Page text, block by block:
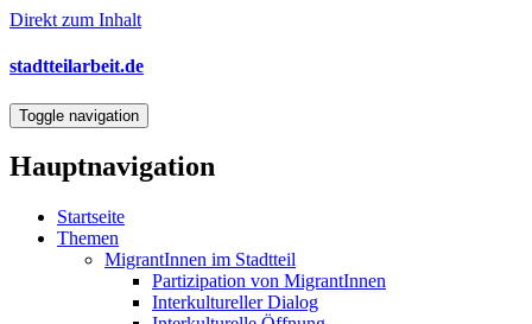
Direkt zum Inhalt
stadtteilarbeit.de
Toggle navigation
Hauptnavigation
Startseite
Themen
MigrantInnen im Stadtteil
Partizipation von MigrantInnen
Interkultureller Dialog